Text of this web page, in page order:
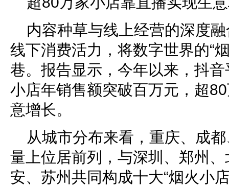
内容种草与线上经营的深度
线下消费活力，将数字世界的“
巷。报告显示，今年以来，抖
小店年销售额突破百万元，超
意增长。
从城市分布来看，重庆、成
量上位居前列，与深圳、郑州
安、苏州共同构成十大“烟火小